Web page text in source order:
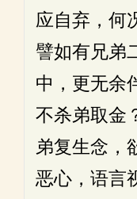
应自弃，何
譬如有兄弟
中，更无余
不杀弟取金
弟复生念，
恶心，语言